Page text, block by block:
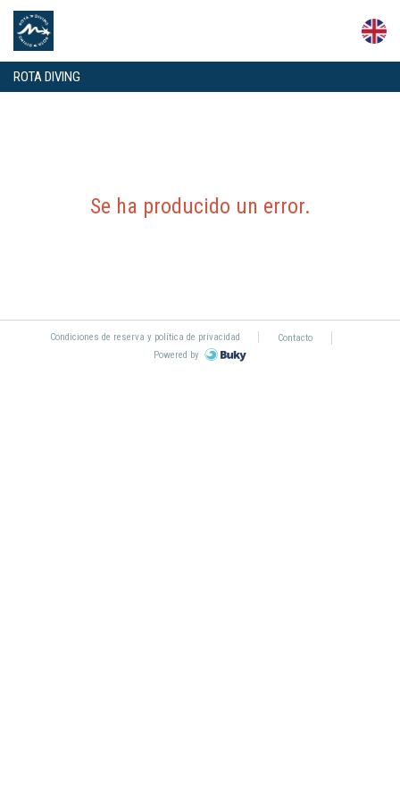
ROTA DIVING
Se ha producido un error.
Condiciones de reserva y política de privacidad
Contacto
Powered by